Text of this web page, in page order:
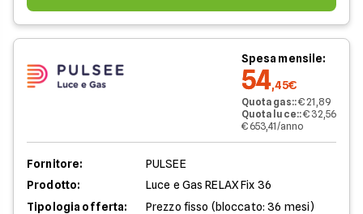
Spesa mensile:
54,45€
Quota gas::€ 21,89
Quota luce::€ 32,56
€ 653,41/anno
Fornitore:
PULSEE
Prodotto:
Luce e Gas RELAX Fix 36
Tipologia offerta:
Prezzo fisso (bloccato: 36 mesi)